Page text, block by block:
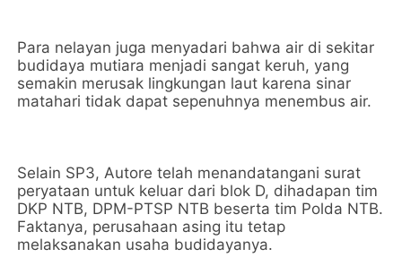
Para nelayan juga menyadari bahwa air di sekitar
budidaya mutiara menjadi sangat keruh, yang
semakin merusak lingkungan laut karena sinar
matahari tidak dapat sepenuhnya menembus air.
Selain SP3, Autore telah menandatangani surat
peryataan untuk keluar dari blok D, dihadapan tim
DKP NTB, DPM-PTSP NTB beserta tim Polda NTB.
Faktanya, perusahaan asing itu tetap
melaksanakan usaha budidayanya.